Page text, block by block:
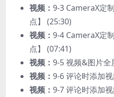
视频： 9-3 CameraX定
点】 (25:30)
视频： 9-4 CameraX定
点】 (07:41)
视频： 9-5 视频&图片全
视频： 9-6 评论时添加
视频： 9-7 评论时添加